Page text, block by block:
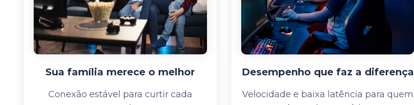
Sua família merece o melhor
Conexão estável para curtir cada
Desempenho que faz a diferença
Velocidade e baixa latência para quem